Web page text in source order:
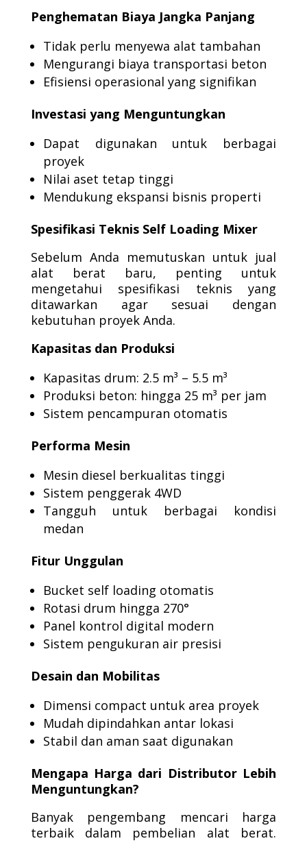
Penghematan Biaya Jangka Panjang
Tidak perlu menyewa alat tambahan
Mengurangi biaya transportasi beton
Efisiensi operasional yang signifikan
Investasi yang Menguntungkan
Dapat digunakan untuk berbagai
proyek
Nilai aset tetap tinggi
Mendukung ekspansi bisnis properti
Spesifikasi Teknis Self Loading Mixer
Sebelum Anda memutuskan untuk jual
alat berat baru, penting untuk
mengetahui spesifikasi teknis yang
ditawarkan agar sesuai dengan
kebutuhan proyek Anda.
Kapasitas dan Produksi
Kapasitas drum: 2.5 m³ – 5.5 m³
Produksi beton: hingga 25 m³ per jam
Sistem pencampuran otomatis
Performa Mesin
Mesin diesel berkualitas tinggi
Sistem penggerak 4WD
Tangguh untuk berbagai kondisi
medan
Fitur Unggulan
Bucket self loading otomatis
Rotasi drum hingga 270°
Panel kontrol digital modern
Sistem pengukuran air presisi
Desain dan Mobilitas
Dimensi compact untuk area proyek
Mudah dipindahkan antar lokasi
Stabil dan aman saat digunakan
Mengapa Harga dari Distributor Lebih
Menguntungkan?
Banyak pengembang mencari harga
terbaik dalam pembelian alat berat.